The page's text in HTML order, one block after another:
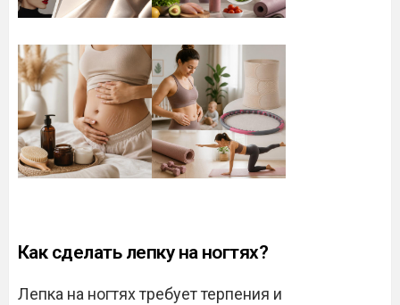
Как сделать лепку на ногтях?
Лепка на ногтях требует терпения и